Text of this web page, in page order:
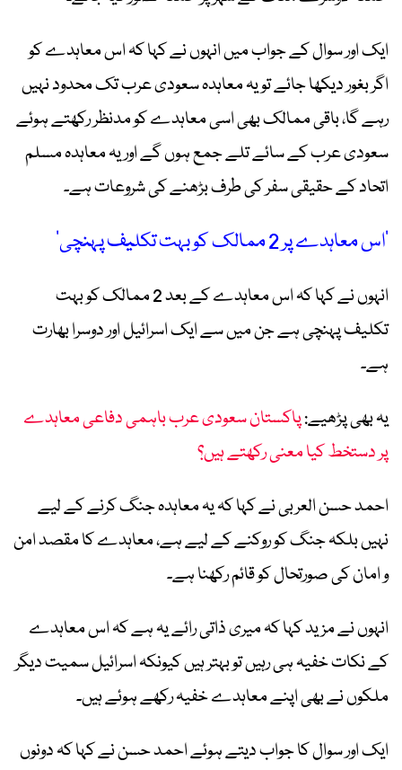
ایک اور سوال کے جواب میں انہوں نے کہا کہ اس معاہدے کو
اگر بغور دیکھا جائے تو یہ معاہدہ سعودی عرب تک محدود نہیں
رہے گا، باقی ممالک بھی اسی معاہدے کو مدنظر رکھتے ہوئے
سعودی عرب کے سائے تلے جمع ہوں گے اور یہ معاہدہ مسلم
اتحاد کے حقیقی سفر کی طرف بڑھنے کی شروعات ہے۔
’اس معاہدے پر 2 ممالک کو بہت تکلیف پہنچی‘
انہوں نے کہا کہ اس معاہدے کے بعد 2 ممالک کو بہت
تکلیف پہنچی ہے جن میں سے ایک اسرائیل اور دوسرا بھارت
ہے۔
یہ بھی پڑھیے:پاکستان سعودی عرب باہمی دفاعی معاہدے
پر دستخط کیا معنی رکھتے ہیں؟
احمد حسن العربی نے کہا کہ یہ معاہدہ جنگ کرنے کے لیے
نہیں بلکہ جنگ کو روکنے کے لیے ہے، معاہدے کا مقصد امن
و امان کی صورتحال کو قائم رکھنا ہے۔
انہوں نے مزید کہا کہ میری ذاتی رائے یہ ہے کہ اس معاہدے
کے نکات خفیہ ہی رہیں تو بہتر ہیں کیونکہ اسرائیل سمیت دیگر
ملکوں نے بھی اپنے معاہدے خفیہ رکھے ہوئے ہیں۔
ایک اور سوال کا جواب دیتے ہوئے احمد حسن نے کہا کہ دونوں